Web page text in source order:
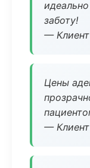
заботу!
—
Цены
—